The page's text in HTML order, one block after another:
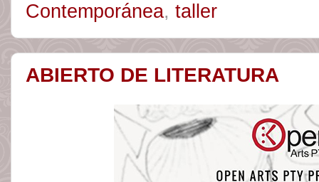
Contemporánea, taller
ABIERTO DE LITERATURA